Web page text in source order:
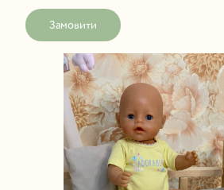
Замовити